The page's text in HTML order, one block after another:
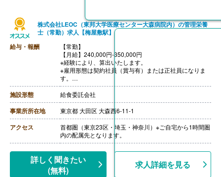
株式会社LEOC（東邦大学医療センター大森病院内）の管理栄養
士（常勤）求人【梅屋敷駅】
給与・報酬
【常勤】
【月給】240,000円-350,000円
※経験により、算出いたします。
※雇用形態は契約社員（賞与有）または正社員になりま
す。
※モデル年収
・管理栄養士・栄養士で未経験の場合
年収3,000,000円-
・調理師病院調理経験3年程度の場合
年収3,500,000円-4,000,000円
ご面接を通して雇用形態を検討します。
【賞与】年2回（1.0-2.0ヶ月分 ※前年度実績、経験によ
る）
【通勤手当】あり（上限なし/月）※全額支給
【昇給】あり（年1回）
【退職金】あり※勤続10年以上
施設形態 給食委託会社
事業所所在地 東京都 大田区 大森西6-11-1
アクセス
首都圏（東京23区・埼玉・神奈川）※ご自宅から1時間圏
内の配属先となります。
詳しく聞きたい
(無料)
求人詳細を見る